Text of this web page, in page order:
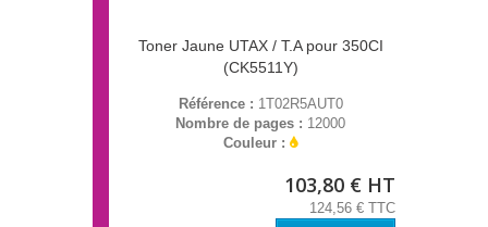
Toner Jaune UTAX / T.A pour 350CI
(CK5511Y)
Référence : 1T02R5AUT0
Nombre de pages : 12000
Couleur :
103,80 € HT
124,56 € TTC